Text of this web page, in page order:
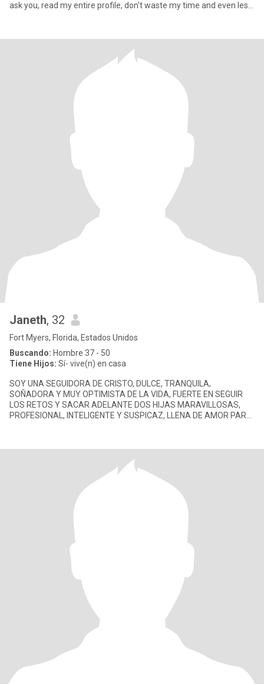
ask you, read my entire profile, don't waste my time and even less
Janeth, 32
Fort Myers, Florida, Estados Unidos
Buscando: Hombre 37 - 50
Tiene Hijos: Sí- vive(n) en casa
SOY UNA SEGUIDORA DE CRISTO, DULCE, TRANQUILA,
SOÑADORA Y MUY OPTIMISTA DE LA VIDA, FUERTE EN SEGUIR
LOS RETOS Y SACAR ADELANTE DOS HIJAS MARAVILLOSAS,
PROFESIONAL, INTELIGENTE Y SUSPICAZ, LLENA DE AMOR PARA